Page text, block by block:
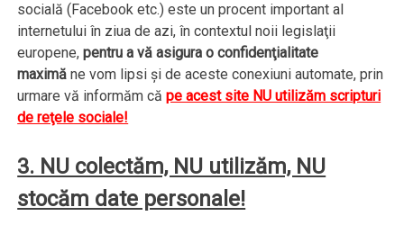
socială (Facebook etc.) este un procent important al
internetului în ziua de azi, în contextul noii legislaţii
europene,pentru a vă asigura o confidenţialitate
maximăne vom lipsi şi de aceste conexiuni automate, prin
urmare vă informăm căpe acest site NU utilizăm scripturi
de reţele sociale!
3. NU colectăm, NU utilizăm, NU
stocăm date personale!